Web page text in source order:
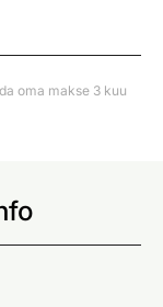
oma makse 3 kuu